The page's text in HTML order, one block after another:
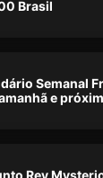
Brasil
Semanal
e
Rey